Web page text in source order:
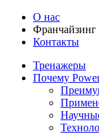
О нас
Франчайзинг
Контакты
Тренажеры
Почему